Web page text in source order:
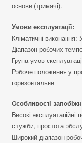
основи (тримачі).
Умови експлуатації:
Кліматичні
Діапазон робочих
Група умов
Робоче положення у
горизонтальне
Особливості
Високі експлуатаційні
служби, простота
Широкий діапазон